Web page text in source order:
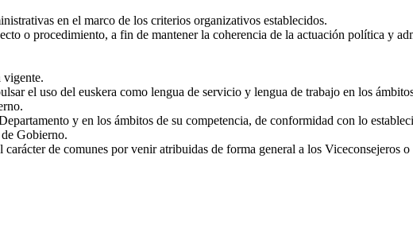
en el marco de los criterios organizativos establecidos.
o procedimiento, a fin de mantener la coherencia de la actuación política y
vigente.
el uso del euskera como lengua de servicio y lengua de trabajo en los
y en los ámbitos de su competencia, de conformidad con lo
Gobierno.
de comunes por venir atribuidas de forma general a los Viceconsejeros o